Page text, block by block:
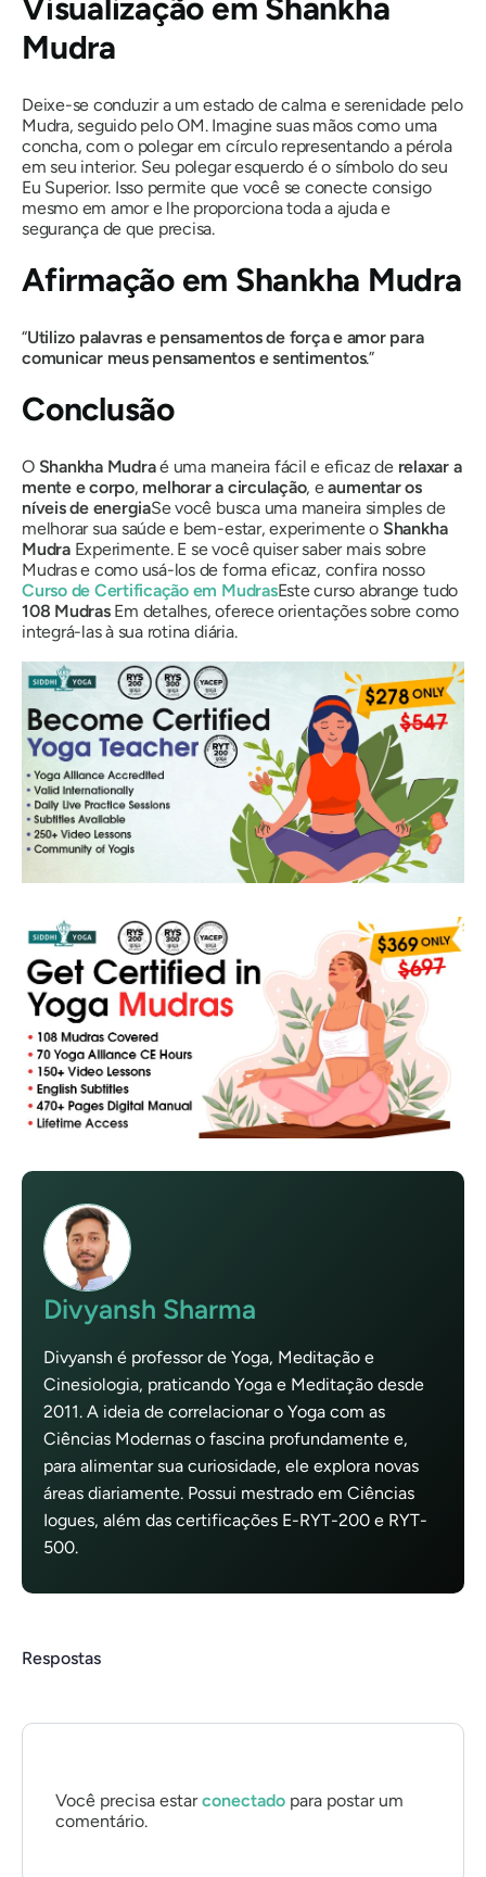
Visualização em Shankha
Mudra
Deixe-se conduzir a um estado de calma e serenidade pelo
Mudra, seguido peloOM. Imagine suas mãos como uma
concha, com o polegar em círculo representando a pérola
em seu interior. Seu polegar esquerdo é o símbolo do seu
Eu Superior. Isso permite que você se conecte consigo
mesmo em amor e lhe proporciona toda a ajuda e
segurança de que precisa.
Afirmação em Shankha Mudra
“Utilizo palavras e pensamentos de força e amor para
comunicar meus pensamentos e sentimentos.”
Conclusão
O Shankha Mudraé uma maneira fácil e eficaz de relaxar a
mente ecorpo, melhorar a circulação, eaumentar os
níveis de energiaSe você busca uma maneira simples de
melhorar sua saúde e bem-estar, experimente o Shankha
MudraExperimente. E se você quiser saber mais sobre
Mudrase como usá-los de forma eficaz, confira nosso
Curso de Certificação em MudrasEste curso abrange tudo
108 MudrasEm detalhes, oferece orientações sobre como
integrá-las à sua rotina diária.
Divyansh Sharma
Divyansh é professor de Yoga, Meditação e
Cinesiologia, praticando Yoga e Meditação desde
2011. A ideia de correlacionar o Yoga com as
Ciências Modernas o fascina profundamente e,
para alimentar sua curiosidade, ele explora novas
áreas diariamente. Possui mestrado em Ciências
Iogues, além das certificações E-RYT-200 e RYT-
500.
Respostas
Você precisa estarconectado para postar um
comentário.